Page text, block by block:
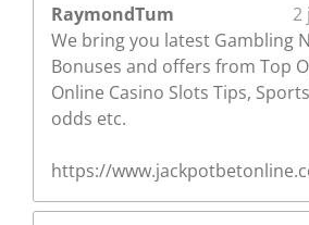
RaymondTum
2
We bring you latest Gambling
Bonuses and offers from Top
Online Casino Slots Tips,
odds etc.
https://